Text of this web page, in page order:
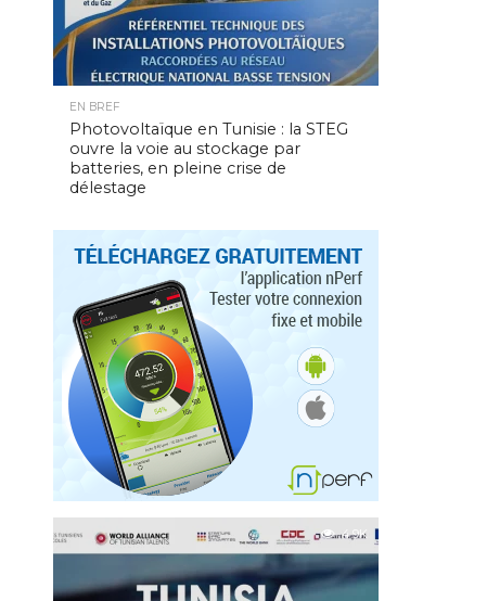
EN BREF
Photovoltaïque en Tunisie : la STEG
ouvre la voie au stockage par
batteries, en pleine crise de
délestage
4.9K